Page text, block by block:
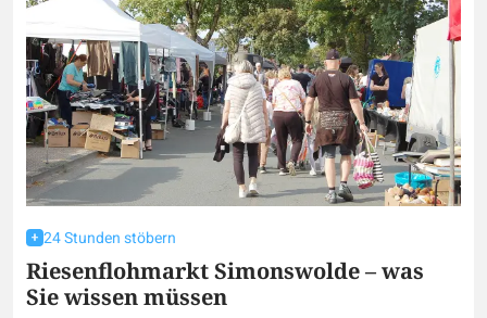
24 Stunden stöbern
Riesenflohmarkt Simonswolde – was
Sie wissen müssen